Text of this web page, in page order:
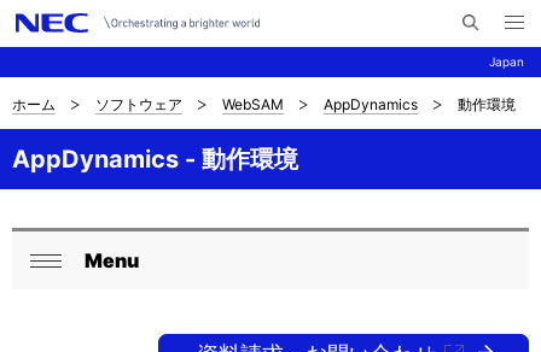
Japan
イ
メ
ニ
ュ
を
ナ
ビ
ゲ
ー
サ
イ
ホーム ソフトウェア WebSAM AppDynamics 動作環境
AppDynamics - 動作環境
ロ
Menu